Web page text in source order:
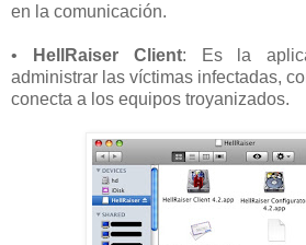
en la comunicación.
• HellRaiser Client: Es la
administrar las víctimas infectadas,
conecta a los equipos troyanizados.